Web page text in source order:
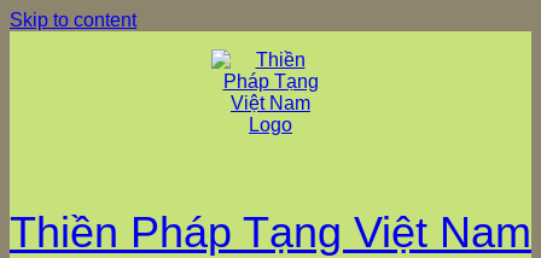
Skip to content
Thiền Pháp Tạng Việt Nam